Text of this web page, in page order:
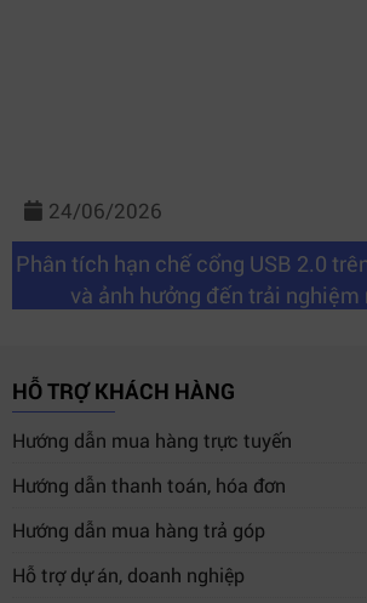
24/06/2026
Phân tích hạn chế cổng USB 2.0
và ảnh hưởng đến trải nghiệm
HỖ TRỢ KHÁCH HÀNG
Hướng dẫn mua hàng trực tuyến
Hướng dẫn thanh toán, hóa đơn
Hướng dẫn mua hàng trả góp
Hỗ trợ dự án, doanh nghiệp